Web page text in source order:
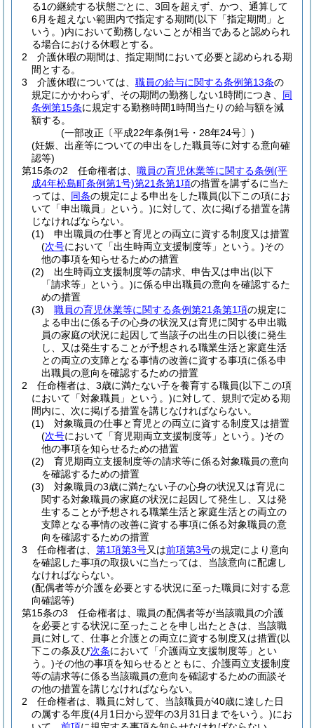
る1の継続する状態ごとに、3回を超えず、かつ、通算して
6月を超えない範囲内で指定する期間(以下「指定期間」と
いう。)内において勤務しないことが相当であると認められ
る場合における休暇とする。
2
介護休暇の期間は、指定期間において必要と認められる期
間とする。
3
介護休暇については、 職員の給与に関する条例第13条の
規定にかかわらず、その期間の勤務しない1時間につき、 同
条例第15条に規定する勤務時間1時間当たりの給与額を減
額する。
(一部改正〔平成22年条例1号・28年24号〕)
(妊娠、出産等についての申出をした職員等に対する意向確
認等)
第15条の2
任命権者は、 職員の育児休業等に関する条例(平
成4年松島町条例第1号)第21条第1項の措置を講ずるに当た
っては、 同条の規定による申出をした職員(以下この項にお
いて「申出職員」という。)に対して、次に掲げる措置を講
じなければならない。
(1)
申出職員の仕事と育児との両立に資する制度又は措置
(次号において「出生時両立支援制度等」という。)その
他の事項を知らせるための措置
(2)
出生時両立支援制度等の請求、申告又は申出(以下
「請求等」という。)に係る申出職員の意向を確認するた
めの措置
(3)
職員の育児休業等に関する条例第21条第1項の規定に
よる申出に係る子の心身の状況又は育児に関する申出職
員の家庭の状況に起因して当該子の出生の日以後に発生
し、又は発生することが予想される職業生活と家庭生活
との両立の支障となる事情の改善に資する事項に係る申
出職員の意向を確認するための措置
2
任命権者は、3歳に満たない子を養育する職員(以下この項
において「対象職員」という。)に対して、規則で定める期
間内に、次に掲げる措置を講じなければならない。
(1)
対象職員の仕事と育児との両立に資する制度又は措置
(次号において「育児期両立支援制度等」という。)その
他の事項を知らせるための措置
(2)
育児期両立支援制度等の請求等に係る対象職員の意向
を確認するための措置
(3)
対象職員の3歳に満たない子の心身の状況又は育児に
関する対象職員の家庭の状況に起因して発生し、又は発
生することが予想される職業生活と家庭生活との両立の
支障となる事情の改善に資する事項に係る対象職員の意
向を確認するための措置
3
任命権者は、 第1項第3号又は前項第3号の規定により意向
を確認した事項の取扱いに当たっては、当該意向に配慮し
なければならない。
(配偶者等が介護を必要とする状況に至った職員に対する意
向確認等)
第15条の3
任命権者は、職員の配偶者等が当該職員の介護
を必要とする状況に至ったことを申し出たときは、当該職
員に対して、仕事と介護との両立に資する制度又は措置(以
下この条及び次条において「介護両立支援制度等」とい
う。)その他の事項を知らせるとともに、介護両立支援制度
等の請求等に係る当該職員の意向を確認するための面談そ
の他の措置を講じなければならない。
2
任命権者は、職員に対して、当該職員が40歳に達した日
の属する年度(4月1日から翌年の3月31日までをいう。)にお